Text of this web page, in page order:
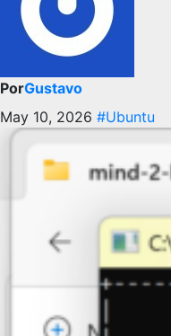
PorGustavo
May 10, 2026 #Ubuntu